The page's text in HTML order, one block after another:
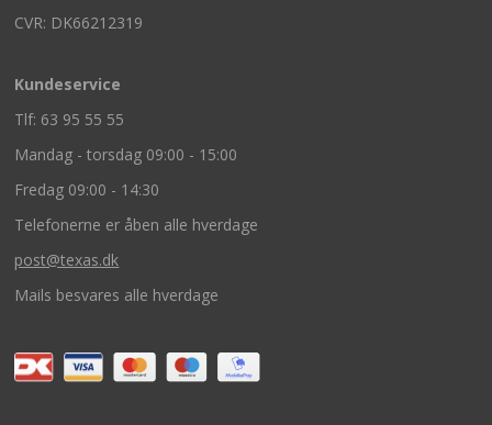
CVR: DK66212319
Kundeservice
Tlf: 63 95 55 55
Mandag - torsdag 09:00 - 15:00
Fredag 09:00 - 14:30
Telefonerne er åben alle hverdage
post@texas.dk
Mails besvares alle hverdage